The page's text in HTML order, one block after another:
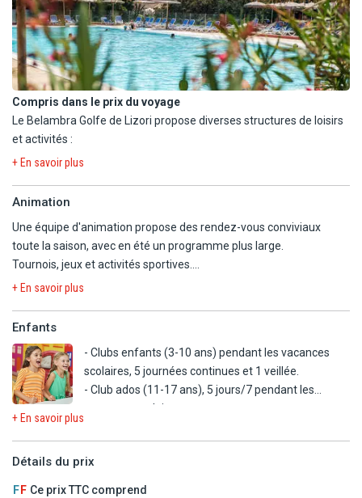
En juillet-/août, restaurant thématique proposant des grillades,
sus réservation. Ainsi qu'un restaurant à thème pirates.
2 bars complètent l'offre : 1 lounge et 1 en extérieur.
Lors des excursions :
Les déjeuners sont pris sous forme de paniers repas ou
restaurant.
Compris dans le prix du voyage
Le Belambra Golfe de Lizori propose diverses structures de loisirs
et activités :
- Piscine aménagées de 450 m² avec pataugeoire
- Terrain de padel avec prêt de matériel
- Pétanque
- Beach-volley
- séances de pickleball, en juillet/août, 1 fois par semaine.
En option payante
- Base nautique en juillet/août : kayak, paddle, planche à voile...
- cours de tennis et padel par des coachs diplômés
- activités de remise en forme, yoga, fitness
+ En savoir plus
Animation
Une équipe d'animation propose des rendez-vous conviviaux
toute la saison, avec en été un programme plus large.
Tournois, jeux et activités sportives.
Spectacles en soirée.
+ En savoir plus
Enfants
- Clubs enfants (3-10 ans) pendant les vacances
scolaires, 5 journées continues et 1 veillée.
- Club ados (11-17 ans), 5 jours/7 pendant les
vacances scolaires.
+ En savoir plus
Détails du prix
F F Ce prix TTC comprend